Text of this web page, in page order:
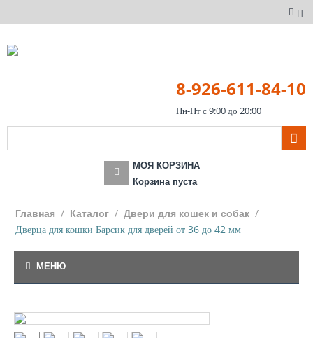
8-926-611-84-10
Пн-Пт с 9:00 до 20:00
МОЯ КОРЗИНА
Корзина пуста
Главная / Каталог / Двери для кошек и собак /
Дверца для кошки Барсик для дверей от 36 до 42 мм
МЕНЮ